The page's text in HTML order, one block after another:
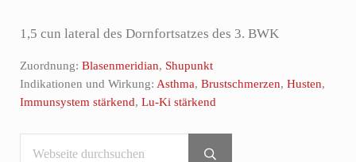
1,5 cun lateral des Dornfortsatzes des 3. BWK
Zuordnung: Blasenmeridian, Shupunkt
Indikationen und Wirkung: Asthma, Brustschmerzen, Husten,
Immunsystem stärkend, Lu-Ki stärkend
Sidebar